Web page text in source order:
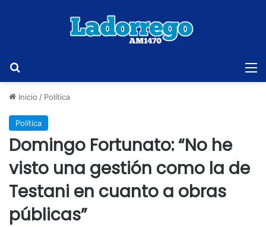
Inicio / Política
Política
Domingo Fortunato: “No he
visto una gestión como la de
Testani en cuanto a obras
públicas”